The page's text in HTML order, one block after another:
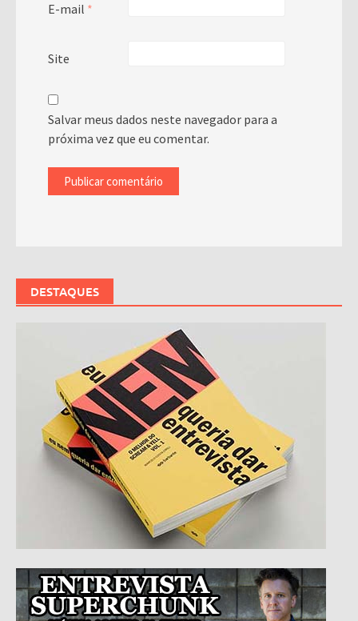
E-mail *
Site
Salvar meus dados neste navegador para a
próxima vez que eu comentar.
DESTAQUES